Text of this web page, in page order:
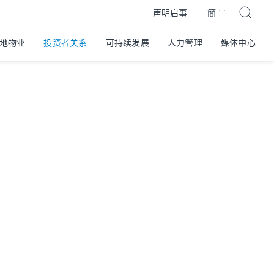
声明启事 簡
物业 投资者关系 可持续发展 人力管理 媒体中心